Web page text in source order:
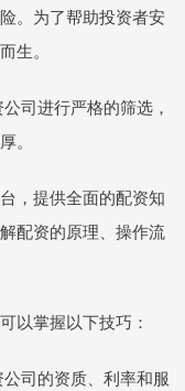
。为了帮助投资者安
生。
司进行严格的筛选，
。
，提供全面的配资知
配资的原理、操作流
以掌握以下技巧：
司的资质、利率和服